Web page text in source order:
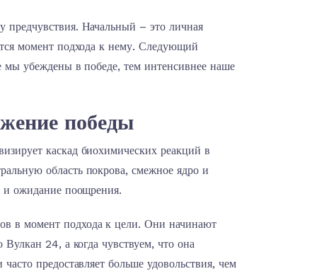
предчувствия. Начальный – это личная
момент подхода к нему. Следующий
мы убеждены в победе, тем интенсивнее наше
победы
каскад биохимических реакций в
область покрова, смежное ядро и
и ожидание поощрения.
в момент подхода к цели. Они начинают
24, а когда чувствуем, что она
предоставляет больше удовольствия, чем